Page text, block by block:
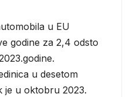
u EU
godine za 2,4 odsto
u desetom
je u oktobru 2023.